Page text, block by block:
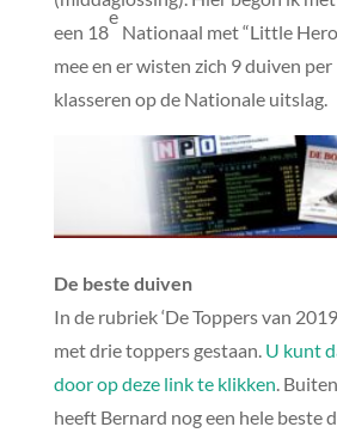
een 18
e
Nationaal met “Little
mee en er wisten zich 9 duiven
klasseren op de Nationale uitslag.
De beste duiven
In de rubriek ‘De Toppers van
met drie toppers gestaan. U kunt
door op deze link te klikken.
heeft Bernard nog een hele beste